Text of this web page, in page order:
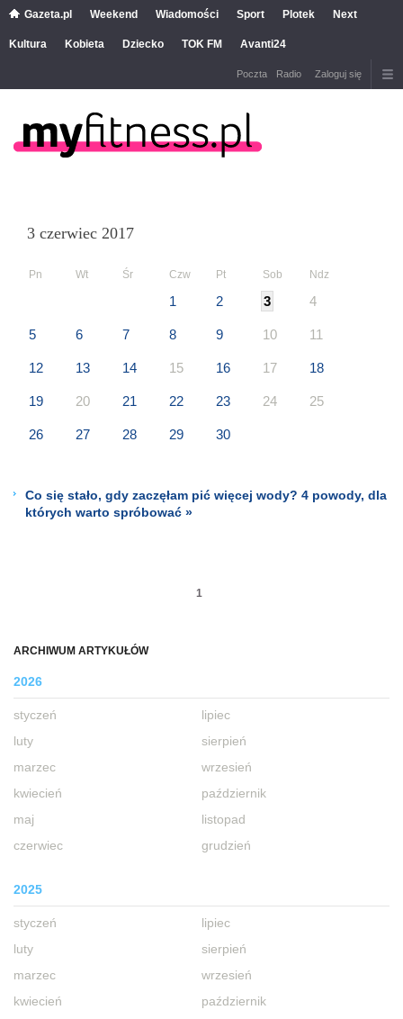
Gazeta.pl Weekend Wiadomości Sport Plotek Next
Kultura Kobieta Dziecko TOK FM Avanti24
Poczta Radio Zaloguj się
ARCHIWUM ARTYKUŁÓW
2026
styczeń
luty
marzec
kwiecień
maj
czerwiec
lipiec
sierpień
wrzesień
październik
listopad
grudzień
2025
styczeń
luty
marzec
kwiecień
lipiec
sierpień
wrzesień
październik
3 czerwiec 2017
Pn Wt Śr Czw Pt Sob Ndz
1 2 3 4
5 6 7 8 9 10 11
12 13 14 15 16 17 18
19 20 21 22 23 24 25
26 27 28 29 30
Co się stało, gdy zaczęłam pić więcej wody? 4 powody, dla
których warto spróbować »
1